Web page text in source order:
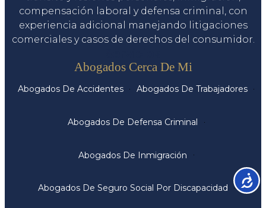
compensación laboral y defensa criminal, con
experiencia adicional manejando litigaciones
comerciales y casos de derechos del consumidor.
Abogados Cerca De Mi
Abogados De Accidentes Abogados De Trabajadores
Abogados De Defensa Criminal
Abogados De Inmigración
Abogados De Seguro Social Por Discapacidad